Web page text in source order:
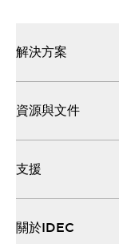
解決方案
資源與文件
支援
關於IDEC